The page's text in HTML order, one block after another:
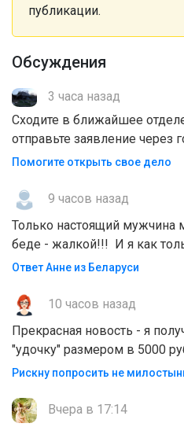
публикации.
Обсуждения
3 часа назад
Сходите в ближайшее
отправьте заявление через
Помогите открыть свое дело
9 часов назад
Только настоящий мужчина
беде - жалкой!!! И я как
Ответ Анне из Беларуси
10 часов назад
Прекрасная новость - я
"удочку" размером в 5000
Рискну попросить не
Вчера в 17:14